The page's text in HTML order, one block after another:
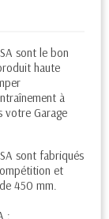
sont le bon
haute
à
votre Garage
sont fabriqués
et
450 mm.
: